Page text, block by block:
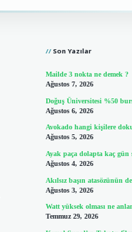
Son Yazılar
Mailde 3 nokta ne demek ?
Ağustos 7, 2026
Doğuş Üniversitesi %50
Ağustos 6, 2026
Avokado hangi kişilere
Ağustos 5, 2026
Ayak paça dolapta kaç
Ağustos 4, 2026
Akılsız başın atasözünün
Ağustos 3, 2026
Watt yüksek olması ne
Temmuz 29, 2026